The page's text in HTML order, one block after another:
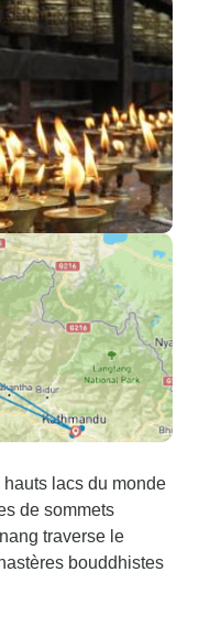
lacs du monde
de sommets
traverse le
bouddhistes